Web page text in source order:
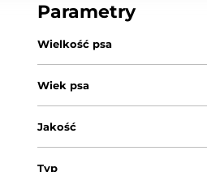
Parametry
Wielkość psa
Wiek psa
Jakość
Typ